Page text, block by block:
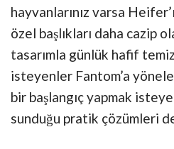
hayvanlarınız varsa
özel başlıkları daha cazip
tasarımla günlük hafif
isteyenler Fantom’a
bir başlangıç yapmak
sunduğu pratik çözümleri